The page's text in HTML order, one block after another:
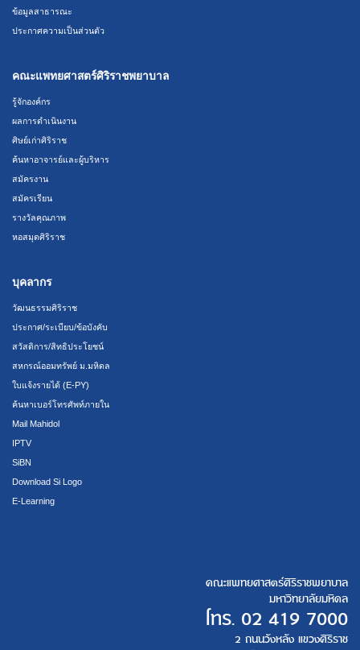
ข้อมูลสาธารณะ
ประกาศความเป็นส่วนตัว
คณะแพทยศาสตร์ศิริราชพยาบาล
รู้จักองค์กร
ผลการดำเนินงาน
ศิษย์เก่าศิริราช
ค้นหาอาจารย์และผู้บริหาร
สมัครงาน
สมัครเรียน
รางวัลคุณภาพ
หอสมุดศิริราช
บุคลากร
วัฒนธรรมศิริราช
ประกาศ/ระเบียบ/ข้อบังคับ
สวัสดิการ/สิทธิประโยชน์
สหกรณ์ออมทรัพย์ ม.มหิดล
ใบแจ้งรายได้ (E-PY)
ค้นหาเบอร์โทรศัพท์ภายใน
Mail Mahidol
IPTV
SiBN
Download Si Logo
E-Learning
คณะแพทยศาสตร์ศิริราชพยาบาล
มหาวิทยาลัยมหิดล
โทร. 02 419 7000
2 ถนนวังหลัง แขวงศิริราช